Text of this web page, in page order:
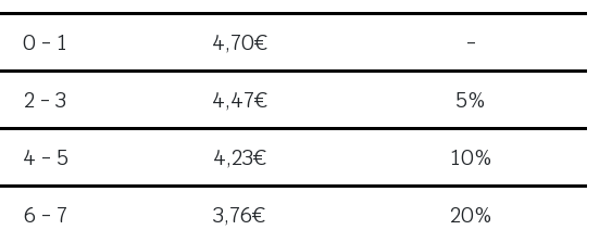
0 - 1 4,70€ -
2 - 3 4,47€ 5%
4 - 5 4,23€ 10%
6 - 7 3,76€ 20%